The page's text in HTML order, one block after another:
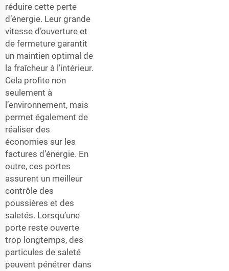
réduire cette perte
d’énergie. Leur grande
vitesse d’ouverture et
de fermeture garantit
un maintien optimal de
la fraîcheur à l’intérieur.
Cela profite non
seulement à
l’environnement, mais
permet également de
réaliser des
économies sur les
factures d’énergie. En
outre, ces portes
assurent un meilleur
contrôle des
poussières et des
saletés. Lorsqu’une
porte reste ouverte
trop longtemps, des
particules de saleté
peuvent pénétrer dans